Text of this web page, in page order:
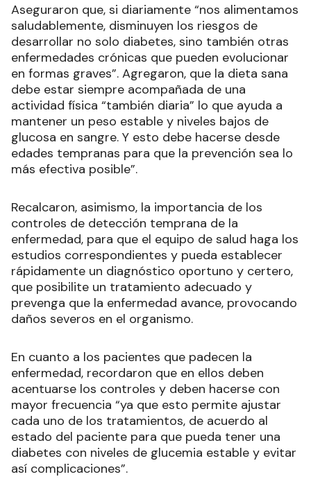
Aseguraron que, si diariamente “nos alimentamos
saludablemente, disminuyen los riesgos de
desarrollar no solo diabetes, sino también otras
enfermedades crónicas que pueden evolucionar
en formas graves”. Agregaron, que la dieta sana
debe estar siempre acompañada de una
actividad física “también diaria” lo que ayuda a
mantener un peso estable y niveles bajos de
glucosa en sangre. Y esto debe hacerse desde
edades tempranas para que la prevención sea lo
más efectiva posible”.
Recalcaron, asimismo, la importancia de los
controles de detección temprana de la
enfermedad, para que el equipo de salud haga los
estudios correspondientes y pueda establecer
rápidamente un diagnóstico oportuno y certero,
que posibilite un tratamiento adecuado y
prevenga que la enfermedad avance, provocando
daños severos en el organismo.
En cuanto a los pacientes que padecen la
enfermedad, recordaron que en ellos deben
acentuarse los controles y deben hacerse con
mayor frecuencia “ya que esto permite ajustar
cada uno de los tratamientos, de acuerdo al
estado del paciente para que pueda tener una
diabetes con niveles de glucemia estable y evitar
así complicaciones”.